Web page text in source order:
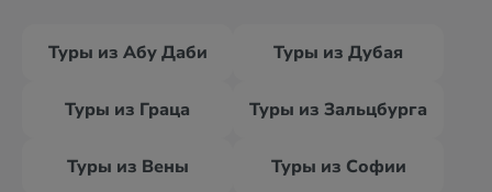
Туры из Абу Даби Туры из Дубая
Туры из Граца Туры из Зальцбурга
Туры из Вены Туры из Софии